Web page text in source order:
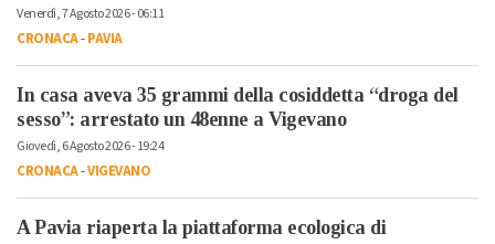
Venerdì, 7 Agosto 2026 - 06:11
CRONACA-PAVIA
In casa aveva 35 grammi della cosiddetta “droga del
sesso”: arrestato un 48enne a Vigevano
Giovedì, 6 Agosto 2026 - 19:24
CRONACA-VIGEVANO
A Pavia riaperta la piattaforma ecologica di